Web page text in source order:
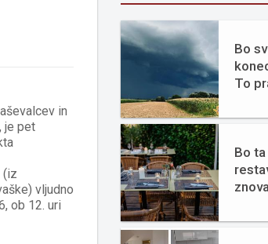
in
je pet
(iz
vljudno
ob 12. uri
Bo
To
Bo